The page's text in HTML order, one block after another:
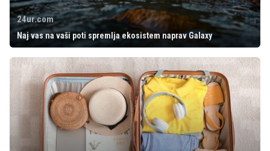
24ur.com
Naj vas na vaši poti spremlja ekosistem naprav Galaxy